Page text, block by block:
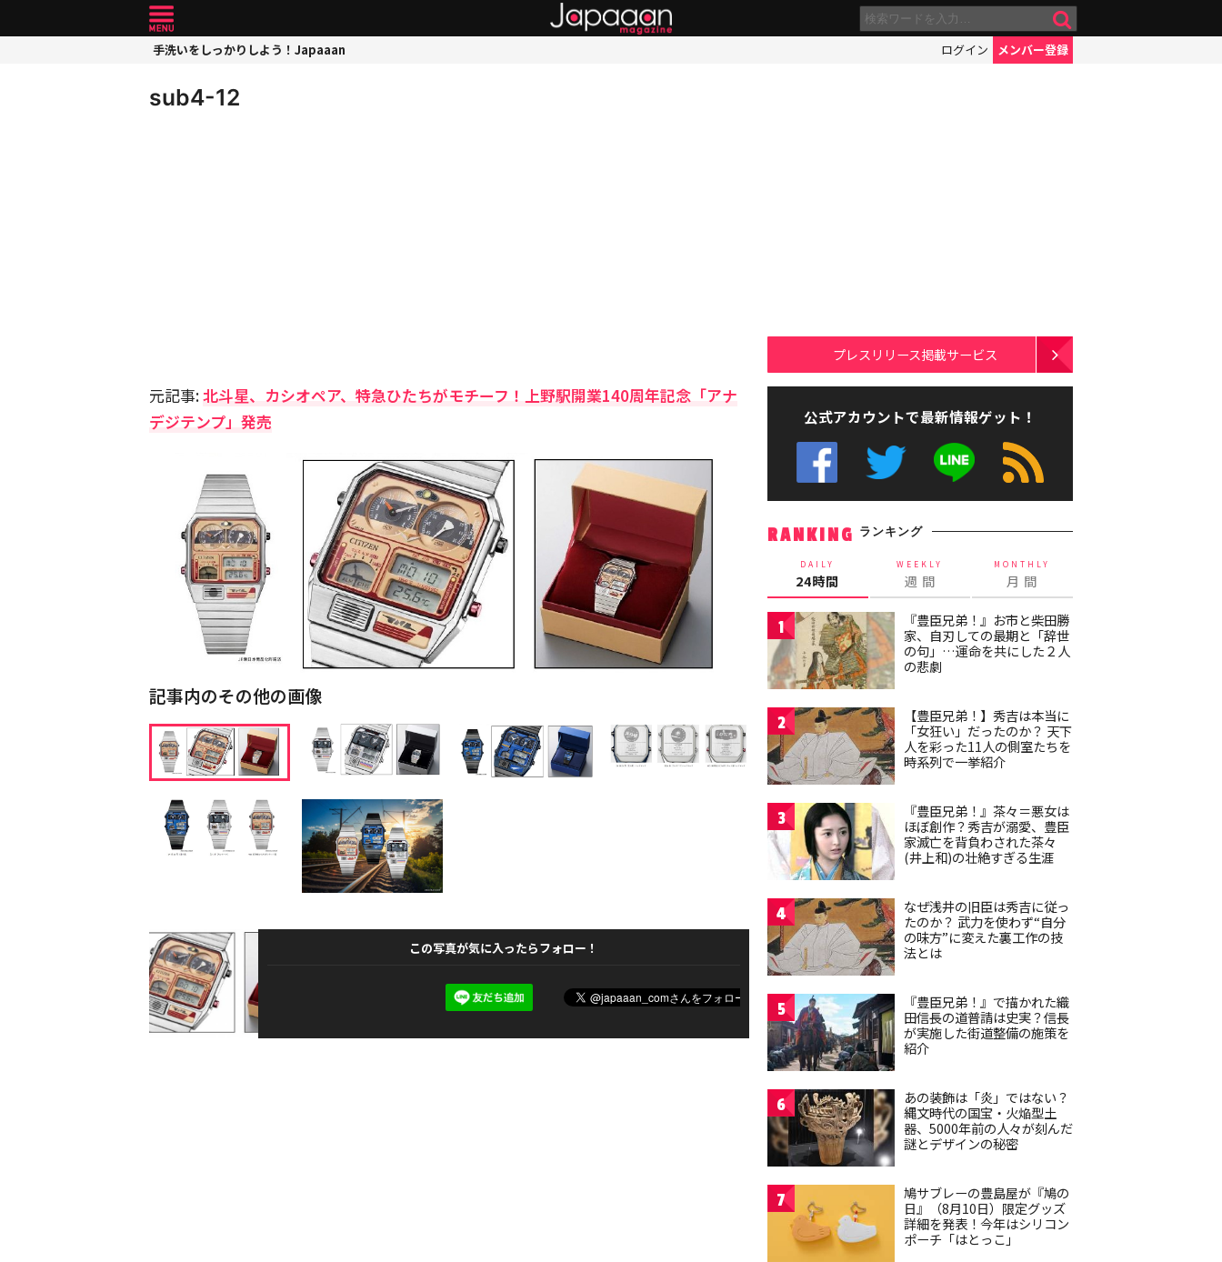
手洗いをしっかりしよう！Japaaan ログイン メンバー登録
sub4-12
元記事:北斗星、カシオペア、特急ひたちがモチーフ！上野駅開業140周年記念「アナ
デジテンプ」発売
記事内のその他の画像
この写真が気に入ったらフォロー！
プレスリリース掲載サービス
公式アカウントで最新情報ゲット！
RANKING ランキング
DAILY
24時間
WEEKLY
週 間
MONTHLY
月 間
1
『豊臣兄弟！』お市と柴田勝
家、自刃しての最期と「辞世
の句」…運命を共にした２人
の悲劇
2
【豊臣兄弟！】秀吉は本当に
「女狂い」だったのか？ 天下
人を彩った11人の側室たちを
時系列で一挙紹介
3
『豊臣兄弟！』茶々＝悪女は
ほぼ創作？秀吉が溺愛、豊臣
家滅亡を背負わされた茶々
(井上和)の壮絶すぎる生涯
4
なぜ浅井の旧臣は秀吉に従っ
たのか？ 武力を使わず“自分
の味方”に変えた裏工作の技
法とは
5
『豊臣兄弟！』で描かれた織
田信長の道普請は史実？信長
が実施した街道整備の施策を
紹介
6
あの装飾は「炎」ではない？
縄文時代の国宝・火焔型土
器、5000年前の人々が刻んだ
謎とデザインの秘密
7
鳩サブレーの豊島屋が『鳩の
日』（8月10日）限定グッズ
詳細を発表！今年はシリコン
ポーチ「はとっこ」